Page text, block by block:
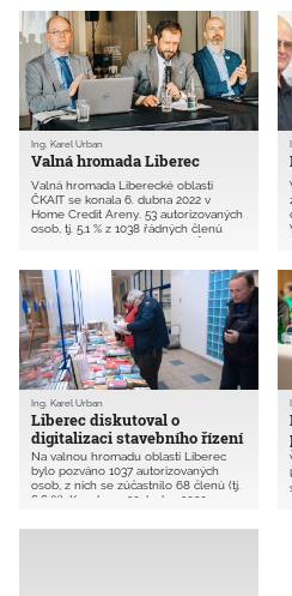
je sedmkrát zastoupen obor Pozemní
stavby (IP00, TP00), po jednom Mosty
a inženýrské konstrukce (MI00)
a Dopravní stavby, doprava nekolejová
(TD02).
Valná hromada Liberec
Ing. Karel Urban
Valná hromada Liberecké oblasti
ČKAIT se konala 6. dubna 2022 v
Home Credit Areny. 53 autorizovaných
osob, tj. 5,1 % z 1038 řádných členů
Liberec diskutoval o
digitalizaci stavebního řízení
Ing. Karel Urban
Na valnou hromadu oblasti Liberec
bylo pozváno 1037 autorizovaných
osob, z nich se zúčastnilo 68 členů (tj.
6,6 %). Konala se 30. ledna 2020 v
Liberci.